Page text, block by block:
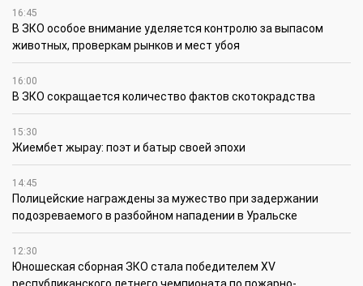
16:45
В ЗКО особое внимание уделяется контролю за выпасом
животных, проверкам рынков и мест убоя
16:00
В ЗКО сокращается количество фактов скотокрадства
15:30
Жиембет жырау: поэт и батыр своей эпохи
14:45
Полицейские награждены за мужество при задержании
подозреваемого в разбойном нападении в Уральске
12:30
Юношеская сборная ЗКО стала победителем XV
республиканского летнего чемпионата по пожарно-